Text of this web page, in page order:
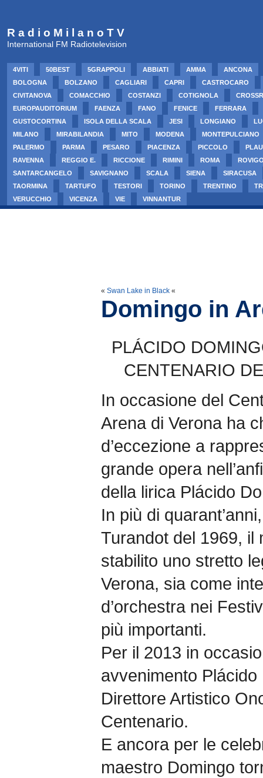
R a d i o M i l a n o T V
International FM Radiotelevision
4VITI 50BEST 5GRAPPOLI ABBIATI AMMA
ANCONA
BOLOGNA
BOLZANO CAGLIARI CAPRI
CASTROCARO
CIVITANOVA
COMACCHIO COSTANZI COTIGNOLA
EUROPAUDITORIUM
FAENZA FANO FENICE
FERRARA
GUSTOCORTINA
ISOLA DELLA SCALA JESI LONGIANO
MILANO
MIRABILANDIA MITO MODENA
MONTEPULCIANO
PALERMO
PARMA PESARO PIACENZA PICCOLO
RAVENNA
REGGIO E. RICCIONE RIMINI ROMA
SANTARCANGELO
SAVIGNANO SCALA SIENA
SIRACUSA
TAORMINA
TARTUFO TESTORI TORINO TRENTINO
VERUCCHIO
VICENZA VIE VINNANTUR
« Swan Lake in Black «
Domingo in
PLÁCIDO
CENTENARIO
In occasione del
Arena di Verona ha
d’eccezione a
grande opera
della lirica Plácido
In più di
Turandot del 1969, il
stabilito uno stretto
Verona, sia come
d’orchestra nei
più importanti.
Per il 2013 in
avvenimento
Direttore Artistico
Centenario.
E ancora per le
maestro Domingo